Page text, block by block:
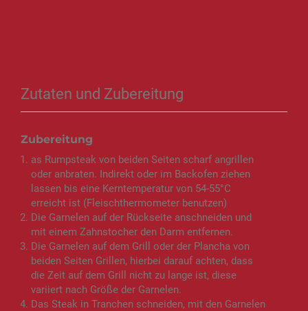
Zutaten und Zubereitung
Zubereitung
as Rumpsteak von beiden Seiten scharf angrillen
oder anbraten. Indirekt oder im Backofen ziehen
lassen bis eine Kerntemperatur von 54-55°C
erreicht ist (Fleischthermometer benutzen)
Die Garnelen auf der Rückseite anschneiden und
mit einem Zahnstocher den Darm entfernen.
Die Garnelen auf dem Grill oder der Plancha von
beiden Seiten Grillen, hierbei darauf achten, dass
die Zeit auf dem Grill nicht zu lange ist, diese
variiert nach Größe der Garnelen.
Das Steak in Tranchen schneiden, mit den Garnelen